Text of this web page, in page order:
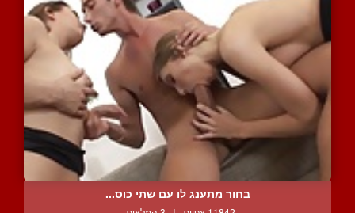
בחור מתענג לו עם שתי כוס...